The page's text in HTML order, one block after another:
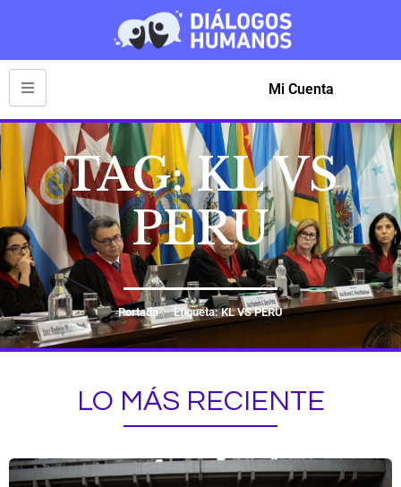
Mi Cuenta
TAG: KL VS
PERU
Portada Etiqueta: KL VS PERU
LO MÁS RECIENTE